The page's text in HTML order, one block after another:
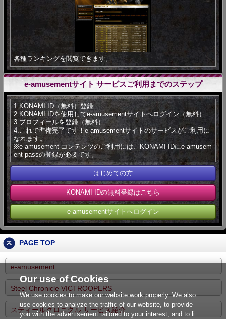
各種ランキングを閲覧できます。
e-amusementサイト サービスご利用までのステップ
1.KONAMI ID（無料）登録
2.KONAMI IDを使用してe-amusementサイトへログイン（無料）
3.プロフィールを登録（無料）
4.これで準備完了です！e-amusementサイトのサービスがご利用に
なれます。
※e-amusement コンテンツのご利用には、KONAMI IDにe-amusem
ent passの登録が必要です。
はじめての方
KONAMI IDの無料登録はこちら
e-amusementサイトへログイン
PAGE TOP
e-amusement
Steel Chronicle VICTROOPERS
スティールクロニクル サービス紹介
Our use of Cookies
We use cookies to make our website work properly. We also
use cookies to analyze the traffic of our website, to provide
you with the advertisement tailored to your interest, and to li